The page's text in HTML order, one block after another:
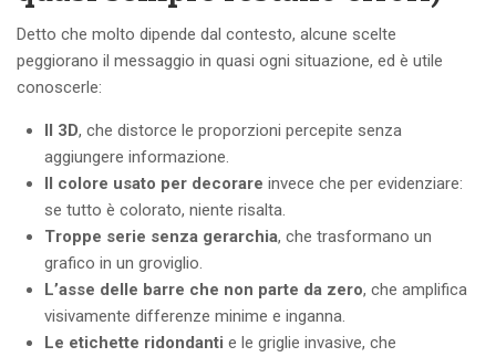
Detto che molto dipende dal contesto, alcune scelte
peggiorano il messaggio in quasi ogni situazione, ed è utile
conoscerle:
Il 3D, che distorce le proporzioni percepite senza
aggiungere informazione.
Il colore usato per decorare invece che per evidenziare:
se tutto è colorato, niente risalta.
Troppe serie senza gerarchia, che trasformano un
grafico in un groviglio.
L’asse delle barre che non parte da zero, che amplifica
visivamente differenze minime e inganna.
Le etichette ridondanti e le griglie invasive, che